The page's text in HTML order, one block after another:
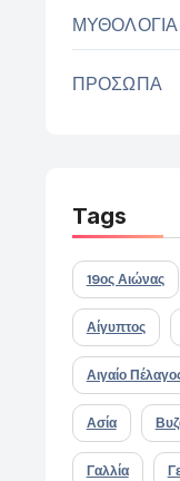
ΜΥΘΟΛΟΓΙΑ
ΠΡΟΣΩΠΑ
Tags
19ος Αιώνας
Αίγυπτος
Αιγαίο
Ασία
Γαλλία